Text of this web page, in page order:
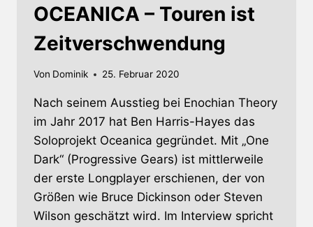
OCEANICA – Touren ist
Zeitverschwendung
Von Dominik 25. Februar 2020
Nach seinem Ausstieg bei Enochian Theory
im Jahr 2017 hat Ben Harris-Hayes das
Soloprojekt Oceanica gegründet. Mit „One
Dark“ (Progressive Gears) ist mittlerweile
der erste Longplayer erschienen, der von
Größen wie Bruce Dickinson oder Steven
Wilson geschätzt wird. Im Interview spricht